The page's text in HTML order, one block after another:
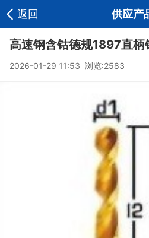
返回 供应产
高速钢含钴德规1897直柄
2026-01-29 11:53 浏览:2583